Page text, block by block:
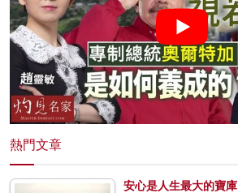
熱門文章
安心是人生最大的寶庫